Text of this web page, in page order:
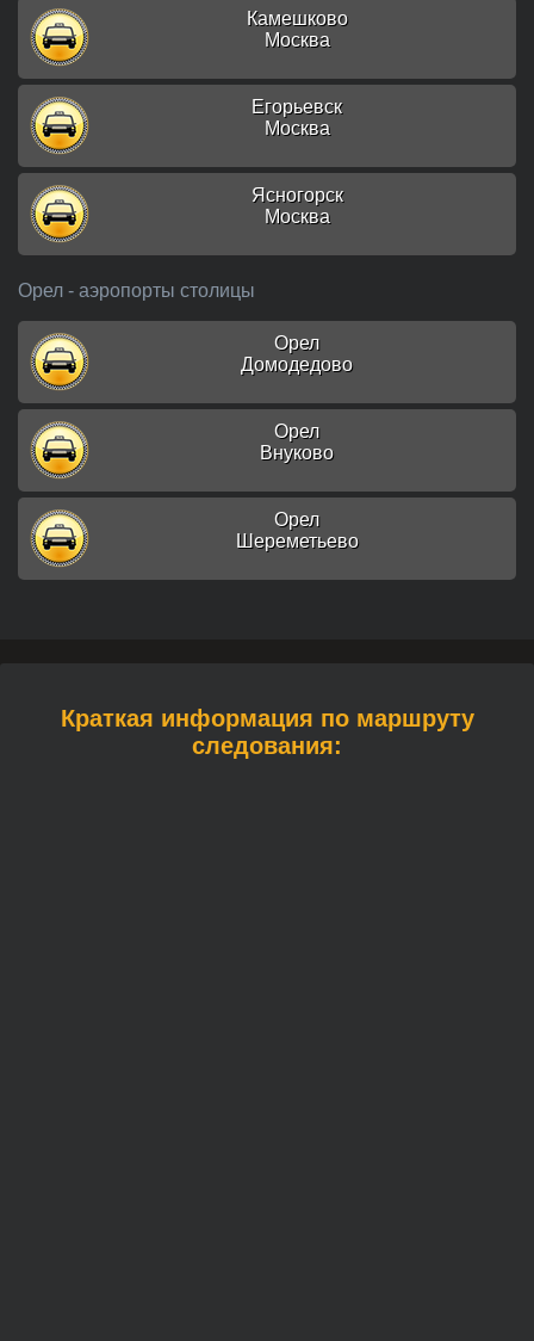
Камешково
Москва
Егорьевск
Москва
Ясногорск
Москва
Орел - аэропорты столицы
Орел
Домодедово
Орел
Внуково
Орел
Шереметьево
Краткая информация по маршруту
следования: